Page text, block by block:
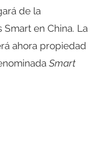
de la
en China. La
ahora propiedad
Smart